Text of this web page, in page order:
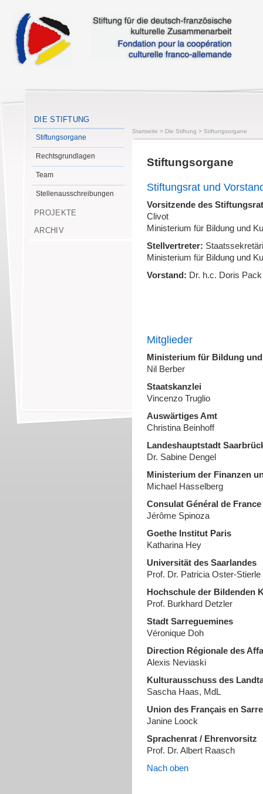
DIE STIFTUNG
Stiftungsorgane
Rechtsgrundlagen
Team
Stellenausschreibungen
PROJEKTE
ARCHIV
Startseite > Die Stiftung > Stiftungsorgane
Stiftungsorgane
Stiftungsrat und
Vorsitzende des
Clivot
Ministerium für Bildung und
Stellvertreter:
Ministerium für Bildung und
Vorstand: Dr. h.c. Doris
Mitglieder
Ministerium für Bildung
Nil Berber
Staatskanzlei
Vincenzo Truglio
Auswärtiges Amt
Christina Beinhoff
Landeshauptstadt
Dr. Sabine Dengel
Ministerium der Finanzen
Michael Hasselberg
Consulat Général de France
Jérôme Spinoza
Goethe Institut Paris
Katharina Hey
Universität des Saarlandes
Prof. Dr. Patricia Oster-Stierle
Hochschule der Bildenden
Prof. Burkhard Detzler
Stadt Sarreguemines
Véronique Doh
Direction Régionale des
Alexis Neviaski
Kulturausschuss des
Sascha Haas, MdL
Union des Français en Sarre
Janine Loock
Sprachenrat / Ehrenvorsitz
Prof. Dr. Albert Raasch
Nach oben